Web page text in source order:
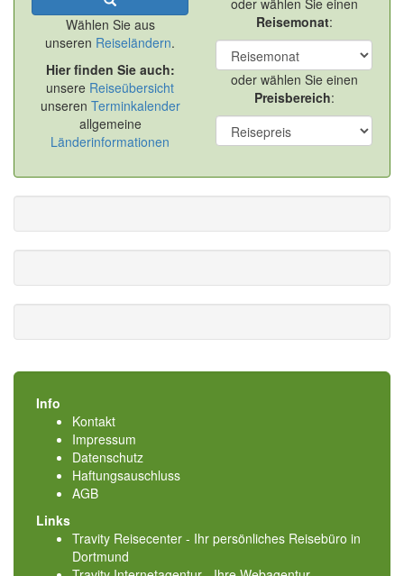
Wählen Sie aus
unseren Reiseländern.
Hier finden Sie auch:
unsere Reiseübersicht
unseren Terminkalender
allgemeine
Länderinformationen
oder wählen Sie einen
Reisemonat:
oder wählen Sie einen
Preisbereich:
Info
Kontakt
Impressum
Datenschutz
Haftungsauschluss
AGB
Links
Travity Reisecenter - Ihr persönliches Reisebüro in
Dortmund